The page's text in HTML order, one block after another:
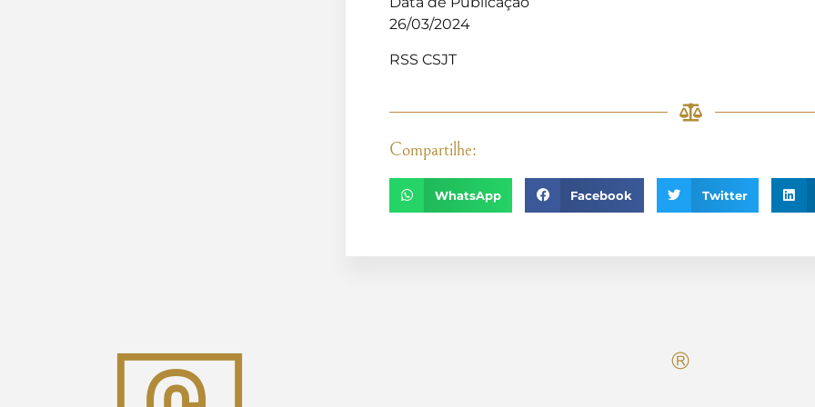
26/03/2024
RSS CSJT
Compartilhe:
WhatsApp Facebook Twitter